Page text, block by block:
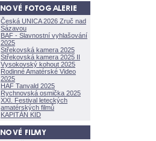
Česká UNICA 2026 Zruč nad
Sázavou
BAF - Slavnostní vyhlašování
2025
Střekovská kamera 2025
Střekovská kamera 2025 II
Vysokovský kohout 2025
Rodinné Amatérské Video
2025
HAF Tanvald 2025
Rychnovská osmička 2025
XXI. Festival leteckých
amatérských filmů
KAPITÁN KID